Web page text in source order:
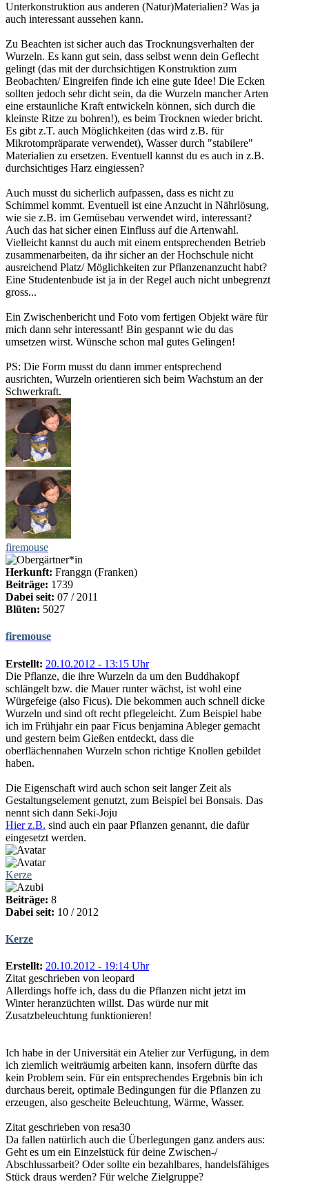
Unterkonstruktion aus anderen (Natur)Materialien? Was ja
auch interessant aussehen kann.
Zu Beachten ist sicher auch das Trocknungsverhalten der
Wurzeln. Es kann gut sein, dass selbst wenn dein Geflecht
gelingt (das mit der durchsichtigen Konstruktion zum
Beobachten/ Eingreifen finde ich eine gute Idee! Die Ecken
sollten jedoch sehr dicht sein, da die Wurzeln mancher Arten
eine erstaunliche Kraft entwickeln können, sich durch die
kleinste Ritze zu bohren!), es beim Trocknen wieder bricht.
Es gibt z.T. auch Möglichkeiten (das wird z.B. für
Mikrotompräparate verwendet), Wasser durch "stabilere"
Materialien zu ersetzen. Eventuell kannst du es auch in z.B.
durchsichtiges Harz eingiessen?
Auch musst du sicherlich aufpassen, dass es nicht zu
Schimmel kommt. Eventuell ist eine Anzucht in Nährlösung,
wie sie z.B. im Gemüsebau verwendet wird, interessant?
Auch das hat sicher einen Einfluss auf die Artenwahl.
Vielleicht kannst du auch mit einem entsprechenden Betrieb
zusammenarbeiten, da ihr sicher an der Hochschule nicht
ausreichend Platz/ Möglichkeiten zur Pflanzenanzucht habt?
Eine Studentenbude ist ja in der Regel auch nicht unbegrenzt
gross...
Ein Zwischenbericht und Foto vom fertigen Objekt wäre für
mich dann sehr interessant! Bin gespannt wie du das
umsetzen wirst. Wünsche schon mal gutes Gelingen!
PS: Die Form musst du dann immer entsprechend
ausrichten, Wurzeln orientieren sich beim Wachstum an der
Schwerkraft.
firemouse
Herkunft: Franggn (Franken)
Beiträge: 1739
Dabei seit: 07 / 2011
Blüten: 5027
firemouse
Erstellt: 20.10.2012 - 13:15 Uhr
Die Pflanze, die ihre Wurzeln da um den Buddhakopf
schlängelt bzw. die Mauer runter wächst, ist wohl eine
Würgefeige (also Ficus). Die bekommen auch schnell dicke
Wurzeln und sind oft recht pflegeleicht. Zum Beispiel habe
ich im Frühjahr ein paar Ficus benjamina Ableger gemacht
und gestern beim Gießen entdeckt, dass die
oberflächennahen Wurzeln schon richtige Knollen gebildet
haben.
Die Eigenschaft wird auch schon seit langer Zeit als
Gestaltungselement genutzt, zum Beispiel bei Bonsais. Das
nennt sich dann Seki-Joju
Hier z.B. sind auch ein paar Pflanzen genannt, die dafür
eingesetzt werden.
Kerze
Beiträge: 8
Dabei seit: 10 / 2012
Kerze
Erstellt: 20.10.2012 - 19:14 Uhr
Zitat geschrieben von leopard
Allerdings hoffe ich, dass du die Pflanzen nicht jetzt im
Winter heranzüchten willst. Das würde nur mit
Zusatzbeleuchtung funktionieren!
Ich habe in der Universität ein Atelier zur Verfügung, in dem
ich ziemlich weiträumig arbeiten kann, insofern dürfte das
kein Problem sein. Für ein entsprechendes Ergebnis bin ich
durchaus bereit, optimale Bedingungen für die Pflanzen zu
erzeugen, also gescheite Beleuchtung, Wärme, Wasser.
Zitat geschrieben von resa30
Da fallen natürlich auch die Überlegungen ganz anders aus:
Geht es um ein Einzelstück für deine Zwischen-/
Abschlussarbeit? Oder sollte ein bezahlbares, handelsfähiges
Stück draus werden? Für welche Zielgruppe?